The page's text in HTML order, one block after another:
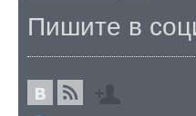
Пишите в